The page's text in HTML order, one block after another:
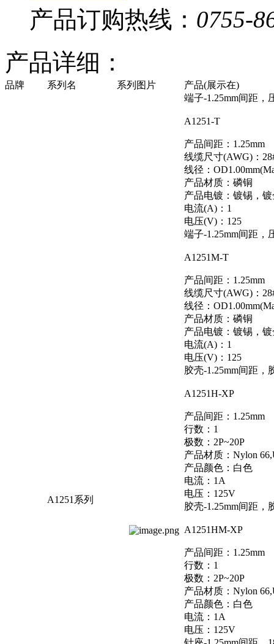
产品订购热线： 0755-
产品详细：
品牌 系列名 系列图片 产品(展示在)
A1251系列
端子-1.25mm间距，
A1251-T
产品间距：1.25mm
线缆尺寸(AWG)：
线径：
产品材质：磷铜
产品电镀：镀锡，镀
电流(A)：1
电压(V)：125
端子-1.25mm间距，
A1251M-T
产品间距：1.25mm
线缆尺寸(AWG)：
线径：
产品材质：磷铜
产品电镀：镀锡，镀
电流(A)：1
电压(V)：125
胶壳-1.25mm间距，
A1251H-XP
产品间距：1.25mm
行数：1
极数：2P~20P
产品材质：Nylon
产品颜色：白色
电流：1A
电压：125V
胶壳-1.25mm间距，
A1251HM-XP
产品间距：1.25mm
行数：1
极数：2P~20P
产品材质：Nylon
产品颜色：白色
电流：1A
电压：125V